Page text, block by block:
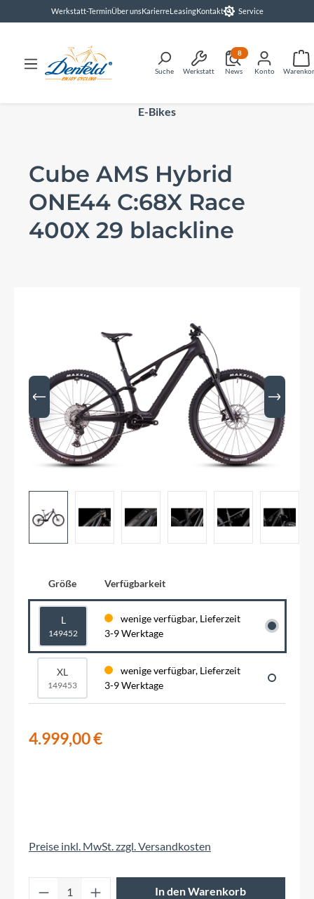
springenWerkstatt-TerminÜber unsKarierreLeasingKontakt Service
Suche Werkstatt News
8
Konto
E-Bikes
Cube AMS Hybrid
ONE44 C:68X Race
400X 29 blackline
Größe Verfügbarkeit
L
149452
wenige verfügbar, Lieferzeit
3-9 Werktage
XL
149453
wenige verfügbar, Lieferzeit
3-9 Werktage
4.999,00 €
Preise inkl. MwSt. zzgl. Versandkosten
Produkt Anzahl: Gib den gewünschten
In den Warenkorb